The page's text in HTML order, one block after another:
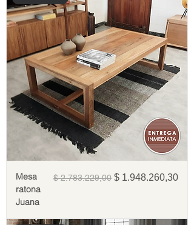
Mesa
ratona
Juana
Precio
$ 2.783.229,00 Precio de oferta
$ 1.948.260,30